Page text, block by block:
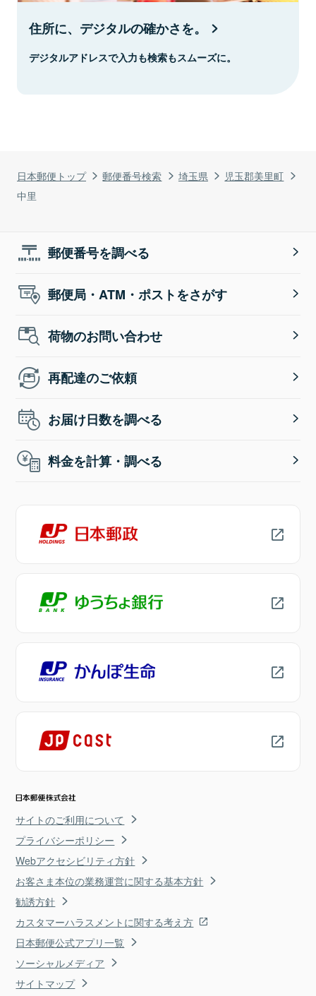
日本郵便トップ 郵便番号検索 埼玉県
児玉郡美里町
中里
住所に、デジタルの確かさを。
デジタルアドレスで入力も検索もスムーズに。
郵便番号を調べる
郵便局・ATM・ポストをさがす
荷物のお問い合わせ
再配達のご依頼
お届け日数を調べる
料金を計算・調べる
サイトのご利用について
プライバシーポリシー
Webアクセシビリティ方針
お客さま本位の業務運営に関する基本方針
勧誘方針
カスタマーハラスメントに関する考え方
日本郵便公式アプリ一覧
ソーシャルメディア
サイトマップ